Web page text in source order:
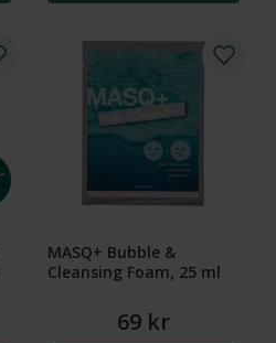
MASQ+ Bubble &
Cleansing Foam, 25 ml
69 kr